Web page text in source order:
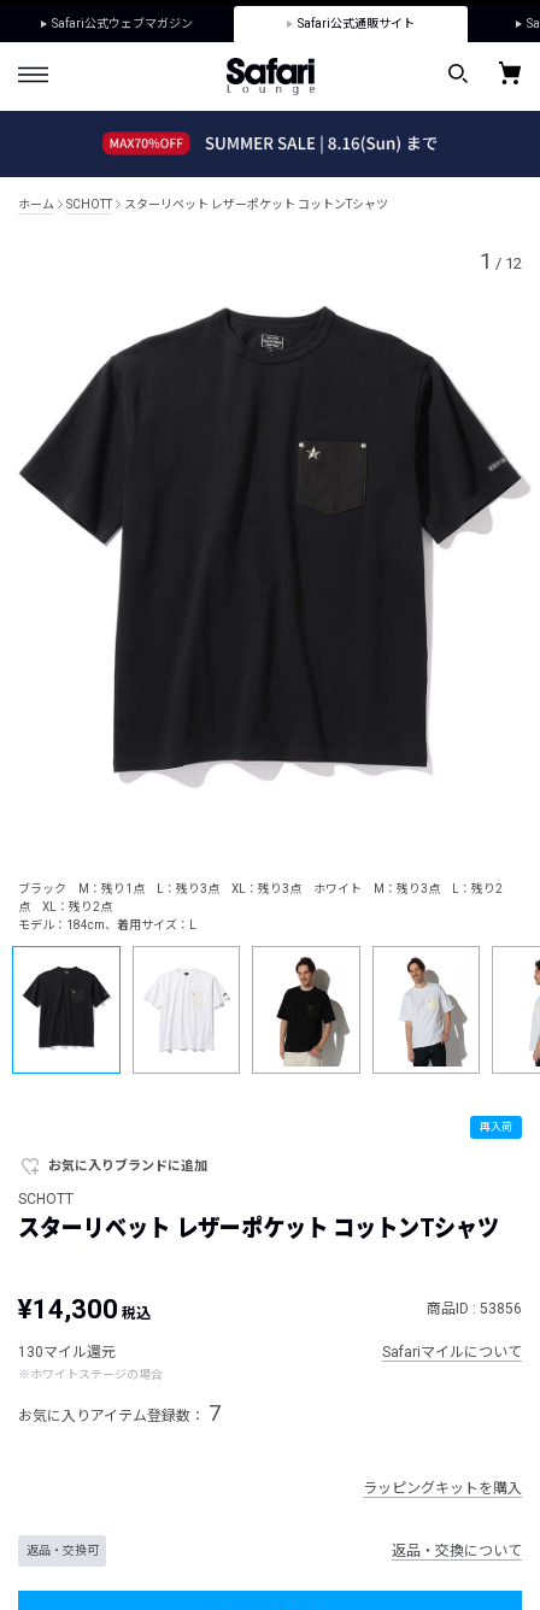
Safari公式ウェブマガジン Safari公式通販サイト
ホーム SCHOTT スターリベット レザーポケット コットンTシャツ
ブラック M：残り1点 L：残り3点 XL：残り3点 ホワイト M：残り3点 L：残り2
点 XL：残り2点
モデル：184cm、着用サイズ：L
1 / 12
再入荷
お気に入りブランドに追加
SCHOTT
スターリベット レザーポケット コットンTシャツ
¥14,300 税込 商品ID : 53856
130マイル還元
※ホワイトステージの場合
Safariマイルについて
お気に入りアイテム登録数： 7
ラッピングキットを購入
返品・交換可 返品・交換について